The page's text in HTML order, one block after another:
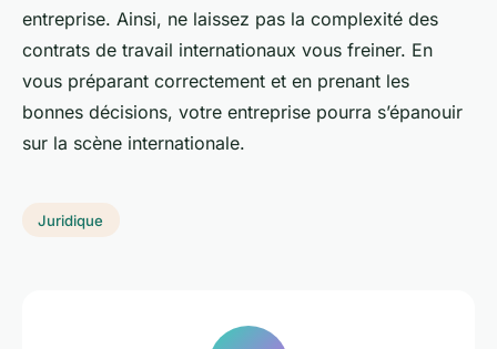
entreprise. Ainsi, ne laissez pas la complexité des
contrats de travail internationaux vous freiner. En
vous préparant correctement et en prenant les
bonnes décisions, votre entreprise pourra s’épanouir
sur la scène internationale.
Juridique